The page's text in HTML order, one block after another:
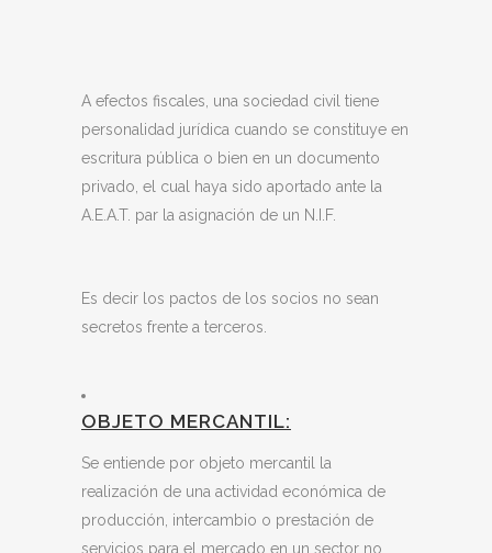
A efectos fiscales, una sociedad civil tiene
personalidad jurídica cuando se constituye en
escritura pública o bien en un documento
privado, el cual haya sido aportado ante la
A.E.A.T. par la asignación de un N.I.F.
Es decir los pactos de los socios no sean
secretos frente a terceros.
OBJETO MERCANTIL:
Se entiende por objeto mercantil la
realización de una actividad económica de
producción, intercambio o prestación de
servicios para el mercado en un sector no